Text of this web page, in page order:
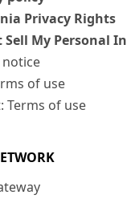
Privacy Rights
Sell My Personal
notice
of use
Terms of use